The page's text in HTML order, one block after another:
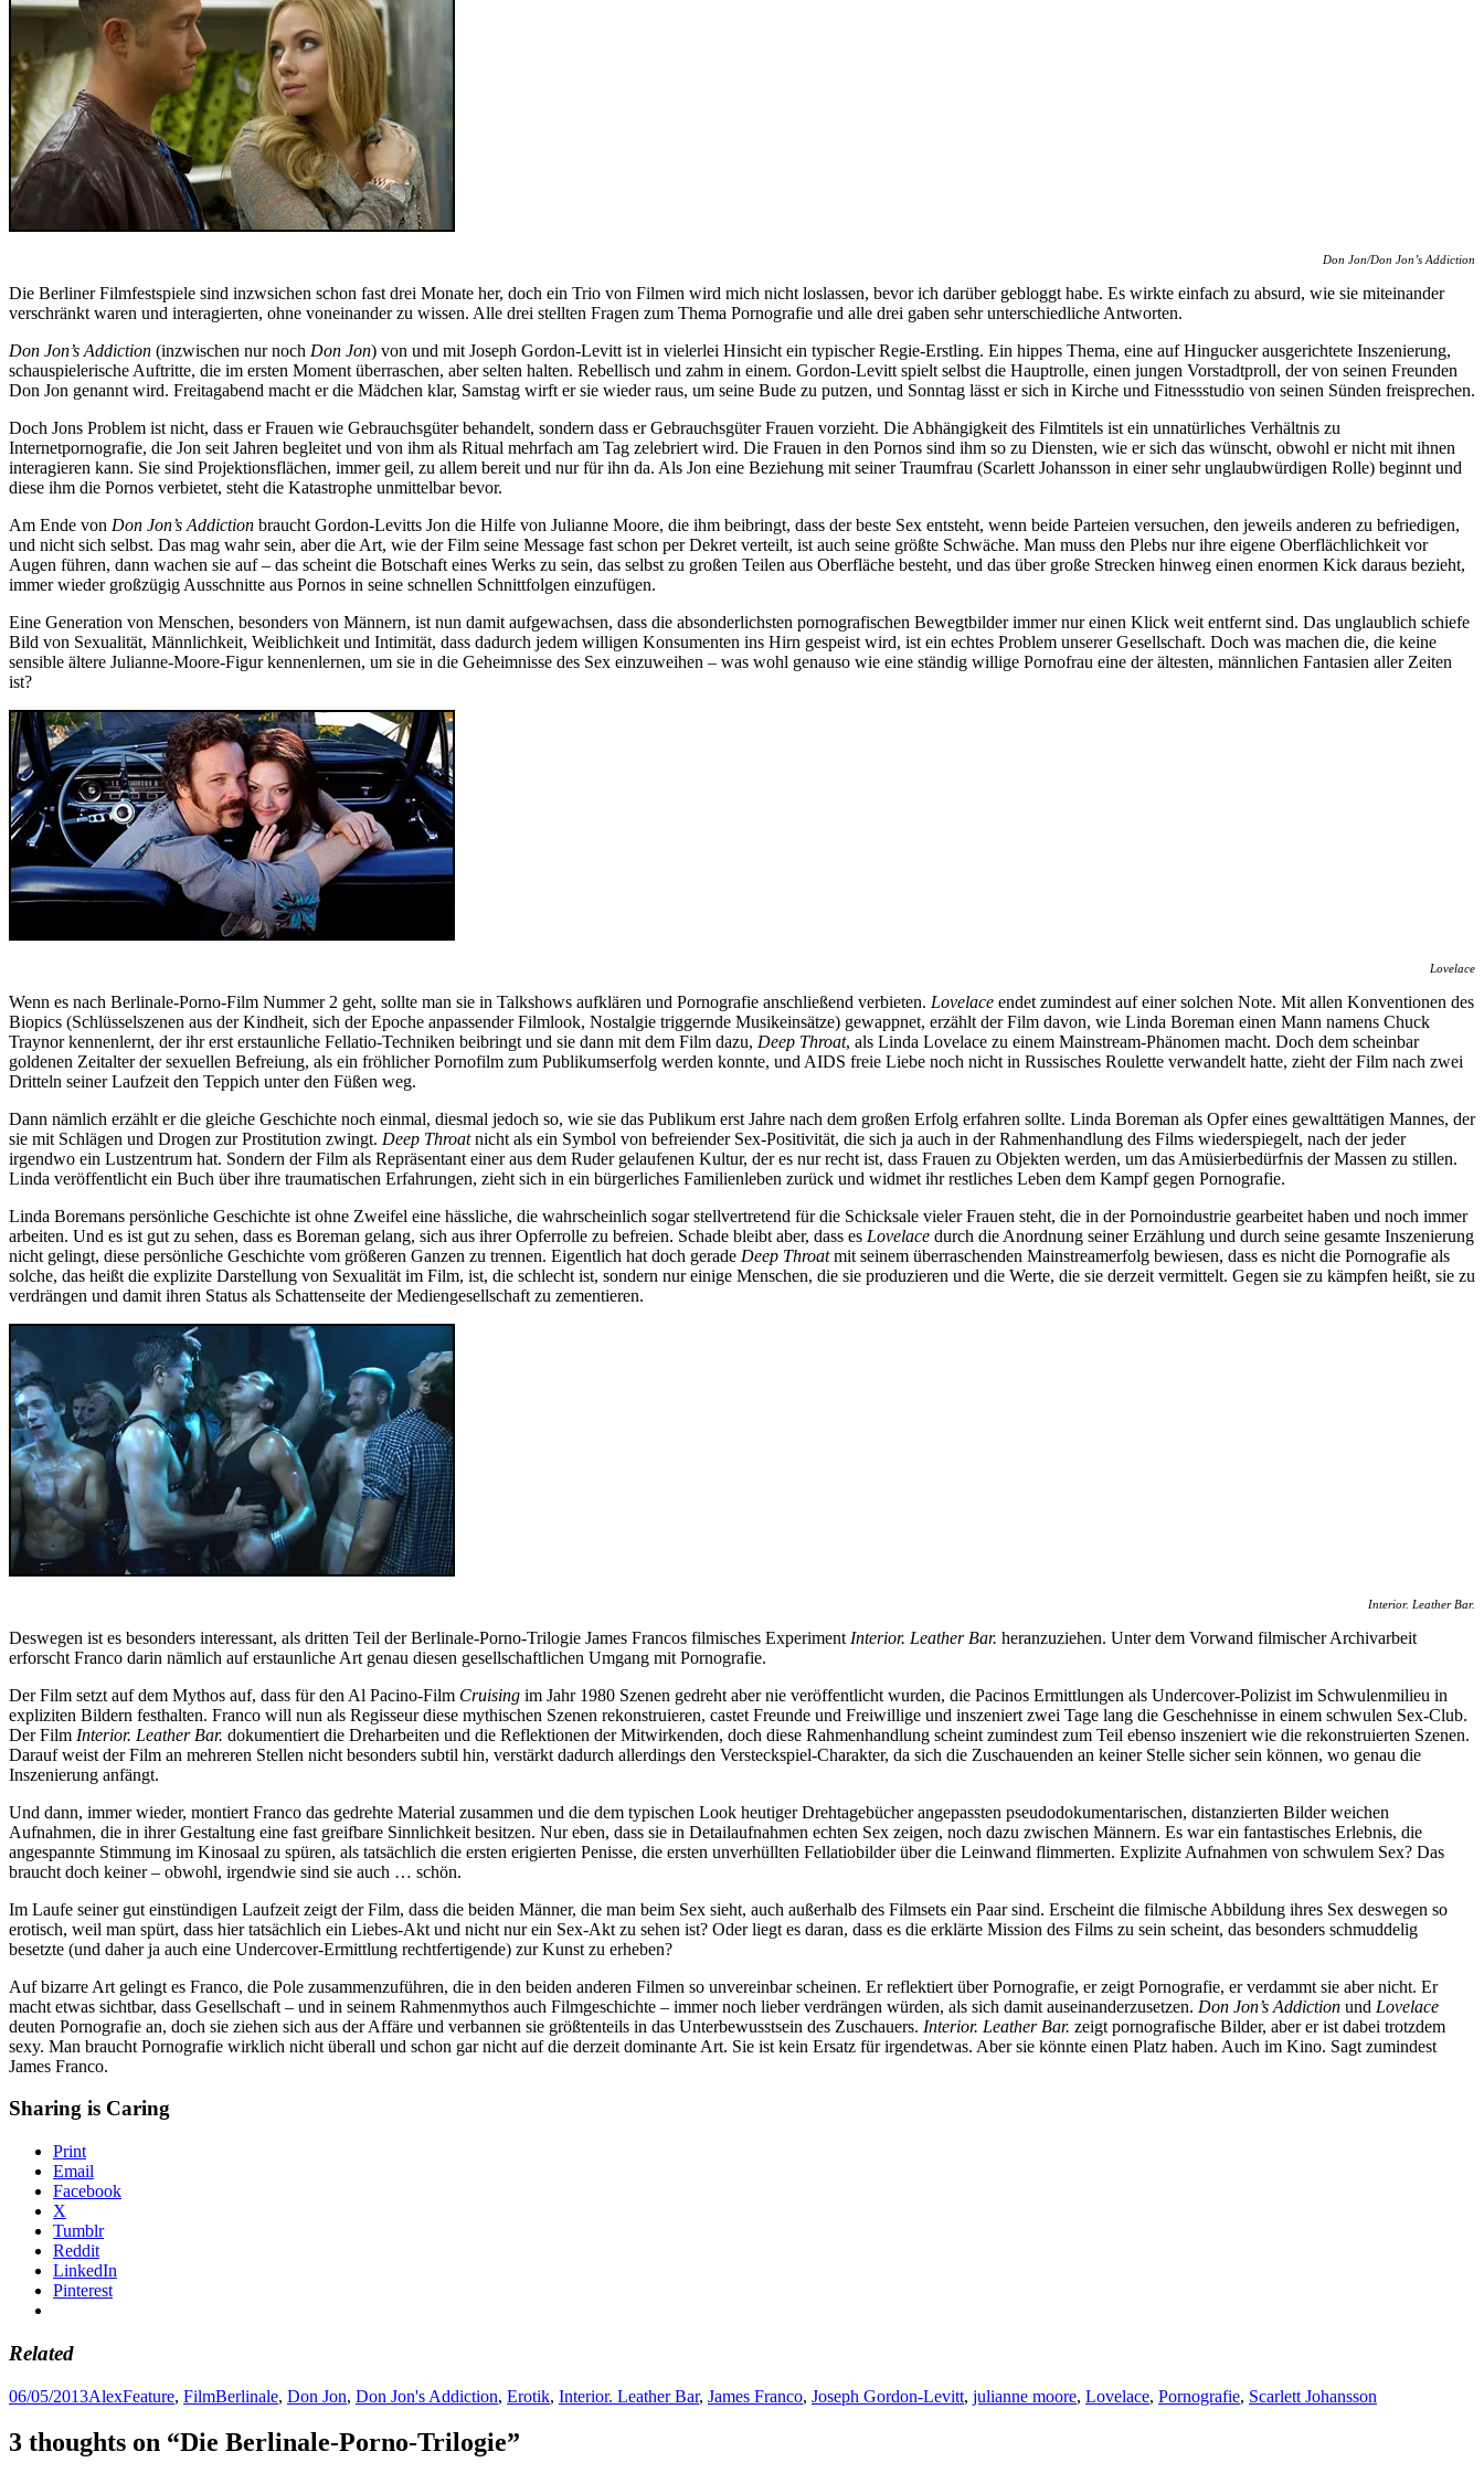
Don Jon/Don Jon’s Addiction
Die Berliner Filmfestspiele sind inzwsichen schon fast drei Monate her, doch ein Trio von Filmen wird mich nicht loslassen, bevor ich darüber gebloggt habe. Es wirkte einfach zu absurd, wie sie miteinander
verschränkt waren und interagierten, ohne voneinander zu wissen. Alle drei stellten Fragen zum Thema Pornografie und alle drei gaben sehr unterschiedliche Antworten.
Don Jon’s Addiction (inzwischen nur noch Don Jon) von und mit Joseph Gordon-Levitt ist in vielerlei Hinsicht ein typischer Regie-Erstling. Ein hippes Thema, eine auf Hingucker ausgerichtete Inszenierung,
schauspielerische Auftritte, die im ersten Moment überraschen, aber selten halten. Rebellisch und zahm in einem. Gordon-Levitt spielt selbst die Hauptrolle, einen jungen Vorstadtproll, der von seinen Freunden
Don Jon genannt wird. Freitagabend macht er die Mädchen klar, Samstag wirft er sie wieder raus, um seine Bude zu putzen, und Sonntag lässt er sich in Kirche und Fitnessstudio von seinen Sünden freisprechen.
Doch Jons Problem ist nicht, dass er Frauen wie Gebrauchsgüter behandelt, sondern dass er Gebrauchsgüter Frauen vorzieht. Die Abhängigkeit des Filmtitels ist ein unnatürliches Verhältnis zu
Internetpornografie, die Jon seit Jahren begleitet und von ihm als Ritual mehrfach am Tag zelebriert wird. Die Frauen in den Pornos sind ihm so zu Diensten, wie er sich das wünscht, obwohl er nicht mit ihnen
interagieren kann. Sie sind Projektionsflächen, immer geil, zu allem bereit und nur für ihn da. Als Jon eine Beziehung mit seiner Traumfrau (Scarlett Johansson in einer sehr unglaubwürdigen Rolle) beginnt und
diese ihm die Pornos verbietet, steht die Katastrophe unmittelbar bevor.
Am Ende von Don Jon’s Addiction braucht Gordon-Levitts Jon die Hilfe von Julianne Moore, die ihm beibringt, dass der beste Sex entsteht, wenn beide Parteien versuchen, den jeweils anderen zu befriedigen,
und nicht sich selbst. Das mag wahr sein, aber die Art, wie der Film seine Message fast schon per Dekret verteilt, ist auch seine größte Schwäche. Man muss den Plebs nur ihre eigene Oberflächlichkeit vor
Augen führen, dann wachen sie auf – das scheint die Botschaft eines Werks zu sein, das selbst zu großen Teilen aus Oberfläche besteht, und das über große Strecken hinweg einen enormen Kick daraus bezieht,
immer wieder großzügig Ausschnitte aus Pornos in seine schnellen Schnittfolgen einzufügen.
Eine Generation von Menschen, besonders von Männern, ist nun damit aufgewachsen, dass die absonderlichsten pornografischen Bewegtbilder immer nur einen Klick weit entfernt sind. Das unglaublich schiefe
Bild von Sexualität, Männlichkeit, Weiblichkeit und Intimität, dass dadurch jedem willigen Konsumenten ins Hirn gespeist wird, ist ein echtes Problem unserer Gesellschaft. Doch was machen die, die keine
sensible ältere Julianne-Moore-Figur kennenlernen, um sie in die Geheimnisse des Sex einzuweihen – was wohl genauso wie eine ständig willige Pornofrau eine der ältesten, männlichen Fantasien aller Zeiten
ist?
Lovelace
Wenn es nach Berlinale-Porno-Film Nummer 2 geht, sollte man sie in Talkshows aufklären und Pornografie anschließend verbieten. Lovelace endet zumindest auf einer solchen Note. Mit allen Konventionen des
Biopics (Schlüsselszenen aus der Kindheit, sich der Epoche anpassender Filmlook, Nostalgie triggernde Musikeinsätze) gewappnet, erzählt der Film davon, wie Linda Boreman einen Mann namens Chuck
Traynor kennenlernt, der ihr erst erstaunliche Fellatio-Techniken beibringt und sie dann mit dem Film dazu, Deep Throat, als Linda Lovelace zu einem Mainstream-Phänomen macht. Doch dem scheinbar
goldenen Zeitalter der sexuellen Befreiung, als ein fröhlicher Pornofilm zum Publikumserfolg werden konnte, und AIDS freie Liebe noch nicht in Russisches Roulette verwandelt hatte, zieht der Film nach zwei
Dritteln seiner Laufzeit den Teppich unter den Füßen weg.
Dann nämlich erzählt er die gleiche Geschichte noch einmal, diesmal jedoch so, wie sie das Publikum erst Jahre nach dem großen Erfolg erfahren sollte. Linda Boreman als Opfer eines gewalttätigen Mannes, der
sie mit Schlägen und Drogen zur Prostitution zwingt. Deep Throatnicht als ein Symbol von befreiender Sex-Positivität, die sich ja auch in der Rahmenhandlung des Films wiederspiegelt, nach der jeder
irgendwo ein Lustzentrum hat. Sondern der Film als Repräsentant einer aus dem Ruder gelaufenen Kultur, der es nur recht ist, dass Frauen zu Objekten werden, um das Amüsierbedürfnis der Massen zu stillen.
Linda veröffentlicht ein Buch über ihre traumatischen Erfahrungen, zieht sich in ein bürgerliches Familienleben zurück und widmet ihr restliches Leben dem Kampf gegen Pornografie.
Linda Boremans persönliche Geschichte ist ohne Zweifel eine hässliche, die wahrscheinlich sogar stellvertretend für die Schicksale vieler Frauen steht, die in der Pornoindustrie gearbeitet haben und noch immer
arbeiten. Und es ist gut zu sehen, dass es Boreman gelang, sich aus ihrer Opferrolle zu befreien. Schade bleibt aber, dass es Lovelace durch die Anordnung seiner Erzählung und durch seine gesamte Inszenierung
nicht gelingt, diese persönliche Geschichte vom größeren Ganzen zu trennen. Eigentlich hat doch gerade Deep Throatmit seinem überraschenden Mainstreamerfolg bewiesen, dass es nicht die Pornografie als
solche, das heißt die explizite Darstellung von Sexualität im Film, ist, die schlecht ist, sondern nur einige Menschen, die sie produzieren und die Werte, die sie derzeit vermittelt. Gegen sie zu kämpfen heißt, sie zu
verdrängen und damit ihren Status als Schattenseite der Mediengesellschaft zu zementieren.
Interior. Leather Bar.
Deswegen ist es besonders interessant, als dritten Teil der Berlinale-Porno-Trilogie James Francos filmisches Experiment Interior. Leather Bar. heranzuziehen. Unter dem Vorwand filmischer Archivarbeit
erforscht Franco darin nämlich auf erstaunliche Art genau diesen gesellschaftlichen Umgang mit Pornografie.
Der Film setzt auf dem Mythos auf, dass für den Al Pacino-Film Cruising im Jahr 1980 Szenen gedreht aber nie veröffentlicht wurden, die Pacinos Ermittlungen als Undercover-Polizist im Schwulenmilieu in
expliziten Bildern festhalten. Franco will nun als Regisseur diese mythischen Szenen rekonstruieren, castet Freunde und Freiwillige und inszeniert zwei Tage lang die Geschehnisse in einem schwulen Sex-Club.
Der Film Interior. Leather Bar. dokumentiert die Dreharbeiten und die Reflektionen der Mitwirkenden, doch diese Rahmenhandlung scheint zumindest zum Teil ebenso inszeniert wie die rekonstruierten Szenen.
Darauf weist der Film an mehreren Stellen nicht besonders subtil hin, verstärkt dadurch allerdings den Versteckspiel-Charakter, da sich die Zuschauenden an keiner Stelle sicher sein können, wo genau die
Inszenierung anfängt.
Und dann, immer wieder, montiert Franco das gedrehte Material zusammen und die dem typischen Look heutiger Drehtagebücher angepassten pseudodokumentarischen, distanzierten Bilder weichen
Aufnahmen, die in ihrer Gestaltung eine fast greifbare Sinnlichkeit besitzen. Nur eben, dass sie in Detailaufnahmen echten Sex zeigen, noch dazu zwischen Männern. Es war ein fantastisches Erlebnis, die
angespannte Stimmung im Kinosaal zu spüren, als tatsächlich die ersten erigierten Penisse, die ersten unverhüllten Fellatiobilder über die Leinwand flimmerten. Explizite Aufnahmen von schwulem Sex? Das
braucht doch keiner – obwohl, irgendwie sind sie auch … schön.
Im Laufe seiner gut einstündigen Laufzeit zeigt der Film, dass die beiden Männer, die man beim Sex sieht, auch außerhalb des Filmsets ein Paar sind. Erscheint die filmische Abbildung ihres Sex deswegen so
erotisch, weil man spürt, dass hier tatsächlich ein Liebes-Akt und nicht nur ein Sex-Akt zu sehen ist? Oder liegt es daran, dass es die erklärte Mission des Films zu sein scheint, das besonders schmuddelig
besetzte (und daher ja auch eine Undercover-Ermittlung rechtfertigende) zur Kunst zu erheben?
Auf bizarre Art gelingt es Franco, die Pole zusammenzuführen, die in den beiden anderen Filmen so unvereinbar scheinen. Er reflektiert über Pornografie, er zeigt Pornografie, er verdammt sie aber nicht. Er
macht etwas sichtbar, dass Gesellschaft – und in seinem Rahmenmythos auch Filmgeschichte – immer noch lieber verdrängen würden, als sich damit auseinanderzusetzen. Don Jon’s Addiction und Lovelace
deuten Pornografie an, doch sie ziehen sich aus der Affäre und verbannen sie größtenteils in das Unterbewusstsein des Zuschauers. Interior. Leather Bar. zeigt pornografische Bilder, aber er ist dabei trotzdem
sexy. Man braucht Pornografie wirklich nicht überall und schon gar nicht auf die derzeit dominante Art. Sie ist kein Ersatz für irgendetwas. Aber sie könnte einen Platz haben. Auch im Kino. Sagt zumindest
James Franco.
Sharing is Caring
Print
Email
Facebook
X
Tumblr
Reddit
LinkedIn
Pinterest
Related
Posted
06/05/2013Author
AlexCategories
Feature, FilmTags
Berlinale, Don Jon, Don Jon's Addiction, Erotik, Interior. Leather Bar, James Franco, Joseph Gordon-Levitt, julianne moore, Lovelace, Pornografie, Scarlett Johansson
3 thoughts on “Die Berlinale-Porno-Trilogie”